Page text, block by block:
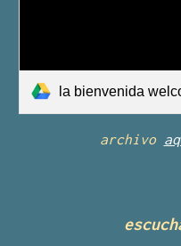
la bienvenida
archivo